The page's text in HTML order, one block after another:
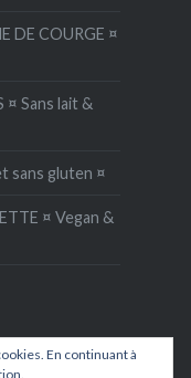
DE COURGE ¤
¤ Sans lait &
sans gluten ¤
¤ Vegan &
En continuant à